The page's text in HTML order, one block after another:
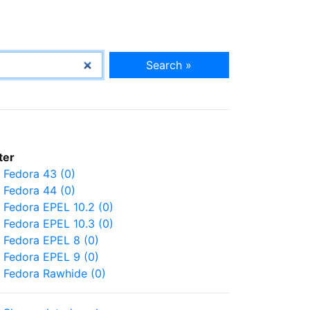
Search »
Fedora 43 (0)
Fedora 44 (0)
Fedora EPEL 10.2 (0)
Fedora EPEL 10.3 (0)
Fedora EPEL 8 (0)
Fedora EPEL 9 (0)
Fedora Rawhide (0)